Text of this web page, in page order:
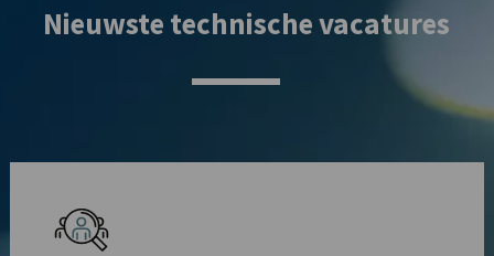
Nieuwste technische vacatures